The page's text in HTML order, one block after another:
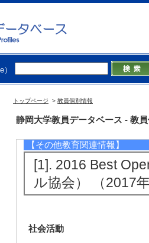
トップページ > 教員個別情報
静岡大学教員データベース - 教
[授与団体名] 日本
[備考] 学生優秀発
2分泌を促し、ラ
[受賞学生氏名] 仁
[授与団体名] 日本
[備考] 発表賞
【その他教育関連情報】
[1]. 2016 Best
ル協会） （2017
社会活動